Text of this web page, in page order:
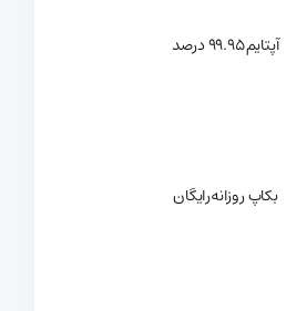
آپتایم99.95 درصد
بکاپ روزانهرایگان